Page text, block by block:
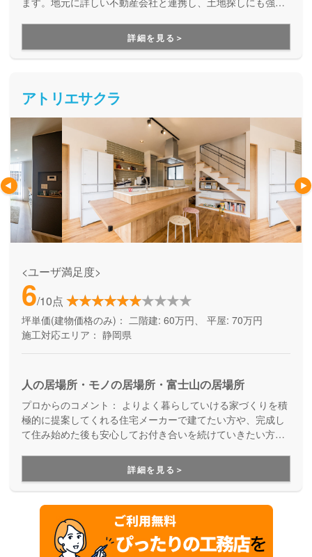
ズナブルな自社ブランド『吹き付けの家』も運営しているの
で、ご予算に応じて相談できるのも魅力の一つです。
詳細を見る＞
アトリエサクラ
<ユーザ満足度>
6/10点
坪単価(建物価格のみ)： 二階建: 60万円、 平屋: 70万円
施工対応エリア： 静岡県
人の居場所・モノの居場所・富士山の居場所
プロからのコメント：
極的に提案してくれる住宅メーカーで建てたい方や、完成し
て住み始めた後も安心してお付き合いを続けていきたい方に
て住んでいる方からの紹介で家が建つことが多いのも高評価
の証。高品質で、自由設計ならではの自分らしい家を実現で
きます。
詳細を見る＞